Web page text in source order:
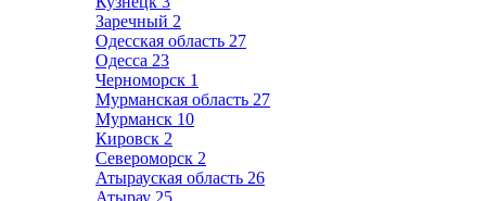
Заречный 2
Одесская область 27
Одесса 23
Черноморск 1
Мурманская область 27
Мурманск 10
Кировск 2
Североморск 2
Атырауская область 26
Атырау 25